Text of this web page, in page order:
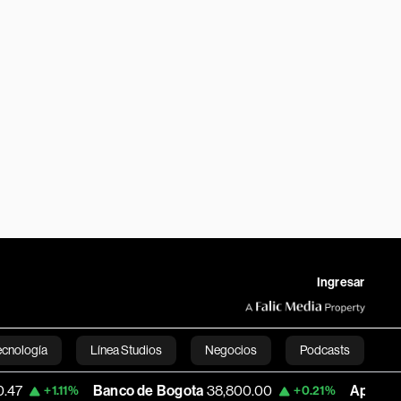
Ingresar
Línea Studios Negocios Podcasts
English
Banco de Bogota 38,800.00 +0.21% Apple 303.27